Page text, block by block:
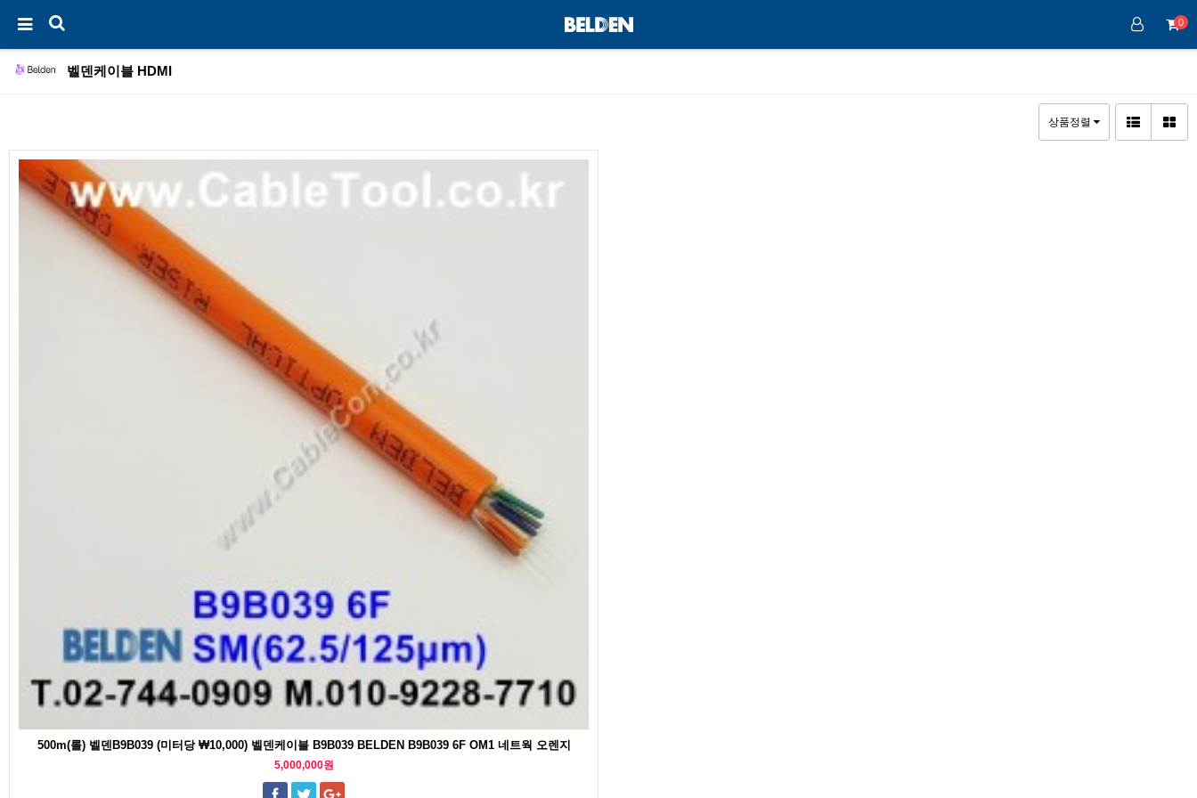
0
벨덴케이블 HDMI
상품정렬
500m(롤) 벨덴B9B039 (미터당 ₩10,000) 벨덴케이블 B9B039 BELDEN B9B039 6F OM1 네트웍 오렌지
5,000,000원